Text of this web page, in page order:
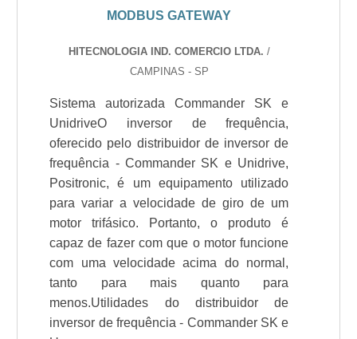
MODBUS GATEWAY
HITECNOLOGIA IND. COMERCIO LTDA. /
CAMPINAS - SP
Sistema autorizada Commander SK e
UnidriveO inversor de frequência,
oferecido pelo distribuidor de inversor de
frequência - Commander SK e Unidrive,
Positronic, é um equipamento utilizado
para variar a velocidade de giro de um
motor trifásico. Portanto, o produto é
capaz de fazer com que o motor funcione
com uma velocidade acima do normal,
tanto para mais quanto para
menos.Utilidades do distribuidor de
inversor de frequência - Commander SK e